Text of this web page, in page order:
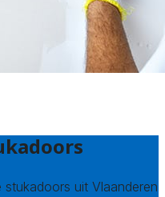
uit Vlaanderen